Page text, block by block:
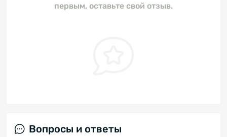
первым, оставьте свой отзыв.
Вопросы и ответы